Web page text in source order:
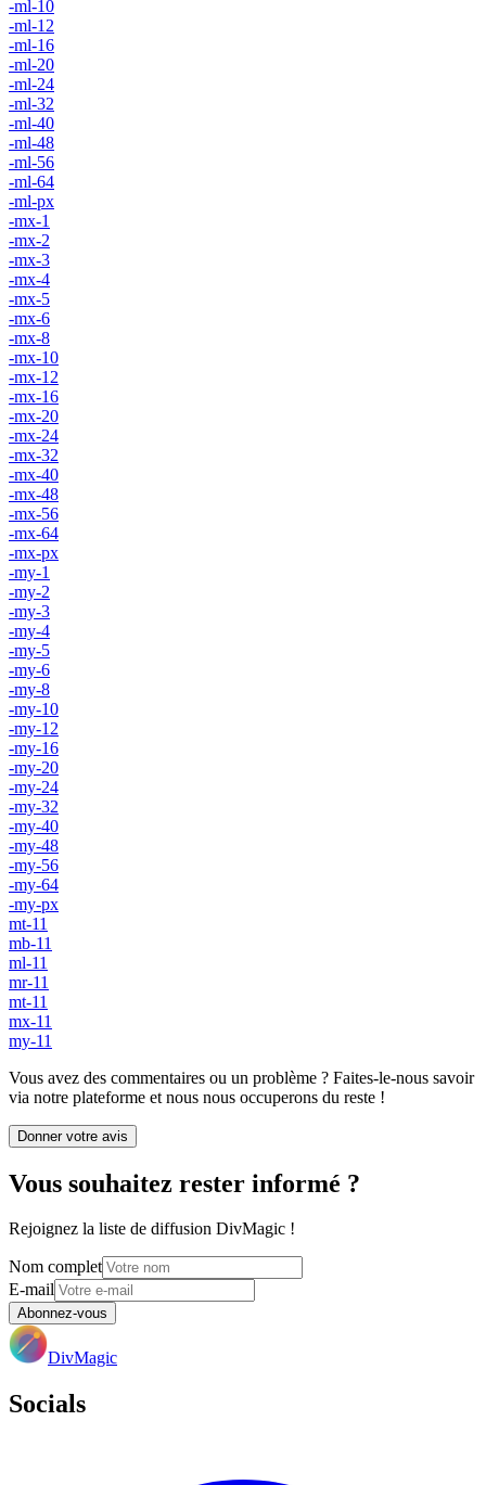
-ml-10
-ml-12
-ml-16
-ml-20
-ml-24
-ml-32
-ml-40
-ml-48
-ml-56
-ml-64
-ml-px
-mx-1
-mx-2
-mx-3
-mx-4
-mx-5
-mx-6
-mx-8
-mx-10
-mx-12
-mx-16
-mx-20
-mx-24
-mx-32
-mx-40
-mx-48
-mx-56
-mx-64
-mx-px
-my-1
-my-2
-my-3
-my-4
-my-5
-my-6
-my-8
-my-10
-my-12
-my-16
-my-20
-my-24
-my-32
-my-40
-my-48
-my-56
-my-64
-my-px
mt-11
mb-11
ml-11
mr-11
mt-11
mx-11
my-11
Vous avez des commentaires ou un problème ? Faites-le-nous savoir
via notre plateforme et nous nous occuperons du reste !
Donner votre avis
Vous souhaitez rester informé ?
Rejoignez la liste de diffusion DivMagic !
Nom complet
E-mail
Abonnez-vous
DivMagic
Socials